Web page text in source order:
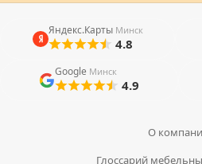
Яндекс.Карты Минск
4.8
Google Минск
4.9
О
Глоссарий